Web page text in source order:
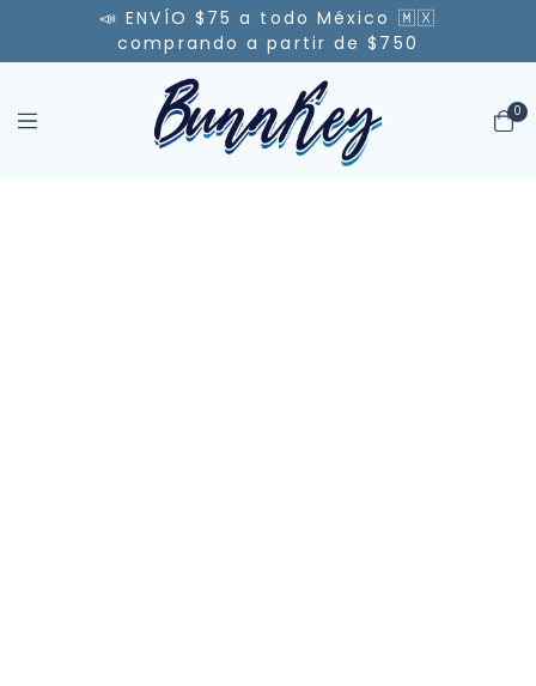
📣 ENVÍO $75 a todo México 🇲🇽
comprando a partir de $750
0